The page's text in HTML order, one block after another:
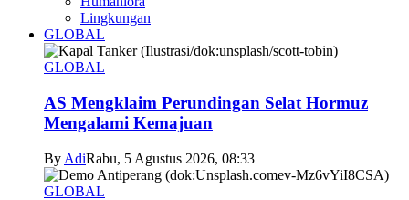
Lingkungan
GLOBAL
GLOBAL
AS Mengklaim Perundingan Selat Hormuz
Mengalami Kemajuan
By AdiRabu, 5 Agustus 2026, 08:33
GLOBAL